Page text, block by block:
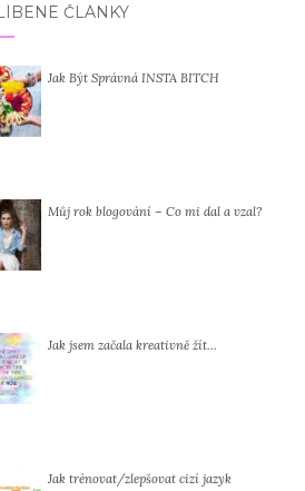
ČLÁNKY
Jak Být Správná INSTA BITCH
Můj rok blogování – Co mi dal a vzal?
Jak jsem začala kreativně žít…
Jak trénovat/zlepšovat cizí jazyk